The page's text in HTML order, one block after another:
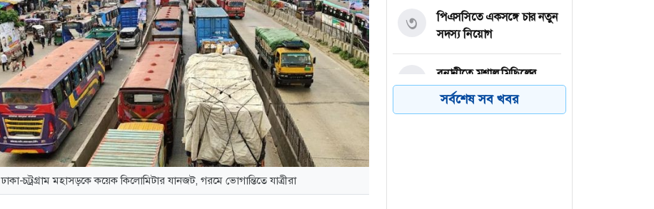
ঢাকা-চট্রগ্রাম মহাসড়কে কয়েক কিলোমিটার যানজট, গরমে ভোগান্তিতে যাত্রীরা
পিএসসিতে একসঙ্গে চার নতুন
সদস্য নিয়োগ
৩
বনানীতে মশাল মিছিলের
প্রস্তুতি, আওয়ামী লীগ-সহযোগী
সংগঠনের ৭ জন আটক
৪
সর্বশেষ সব খবর